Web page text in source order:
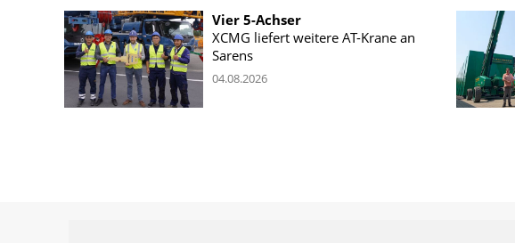
Vier 5-Achser
XCMG liefert weitere AT-Krane an
Sarens
04.08.2026